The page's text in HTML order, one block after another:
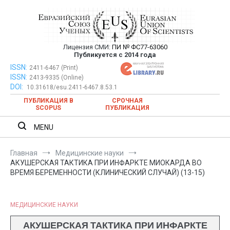
Евразийский Союз Ученых —
публикация научных статей в
ежемесячном научном журнале
Лицензия СМИ: ПИ № ФС77-63060
Публикуется с 2014 года
Евразийский Союз Ученых — публикация научных статей в
ежемесячном научном журнале
ISSN: 2411-6467 (Print)
ISSN: 2413-9335 (Online)
DOI:
10.31618/esu.2411-6467.8.53.1
ПУБЛИКАЦИЯ В
SCOPUS
СРОЧНАЯ
ПУБЛИКАЦИЯ
MENU
Главная
Медицинские науки
АКУШЕРСКАЯ ТАКТИКА ПРИ ИНФАРКТЕ МИОКАРДА ВО
ВРЕМЯ БЕРЕМЕННОСТИ (КЛИНИЧЕСКИЙ СЛУЧАЙ) (13-15)
МЕДИЦИНСКИЕ НАУКИ
АКУШЕРСКАЯ ТАКТИКА ПРИ ИНФАРКТЕ